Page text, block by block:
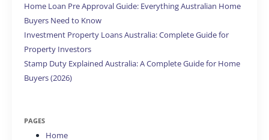
Home Loan Pre Approval Guide: Everything Australian Home
Buyers Need to Know
Investment Property Loans Australia: Complete Guide for
Property Investors
Stamp Duty Explained Australia: A Complete Guide for Home
Buyers (2026)
PAGES
Home